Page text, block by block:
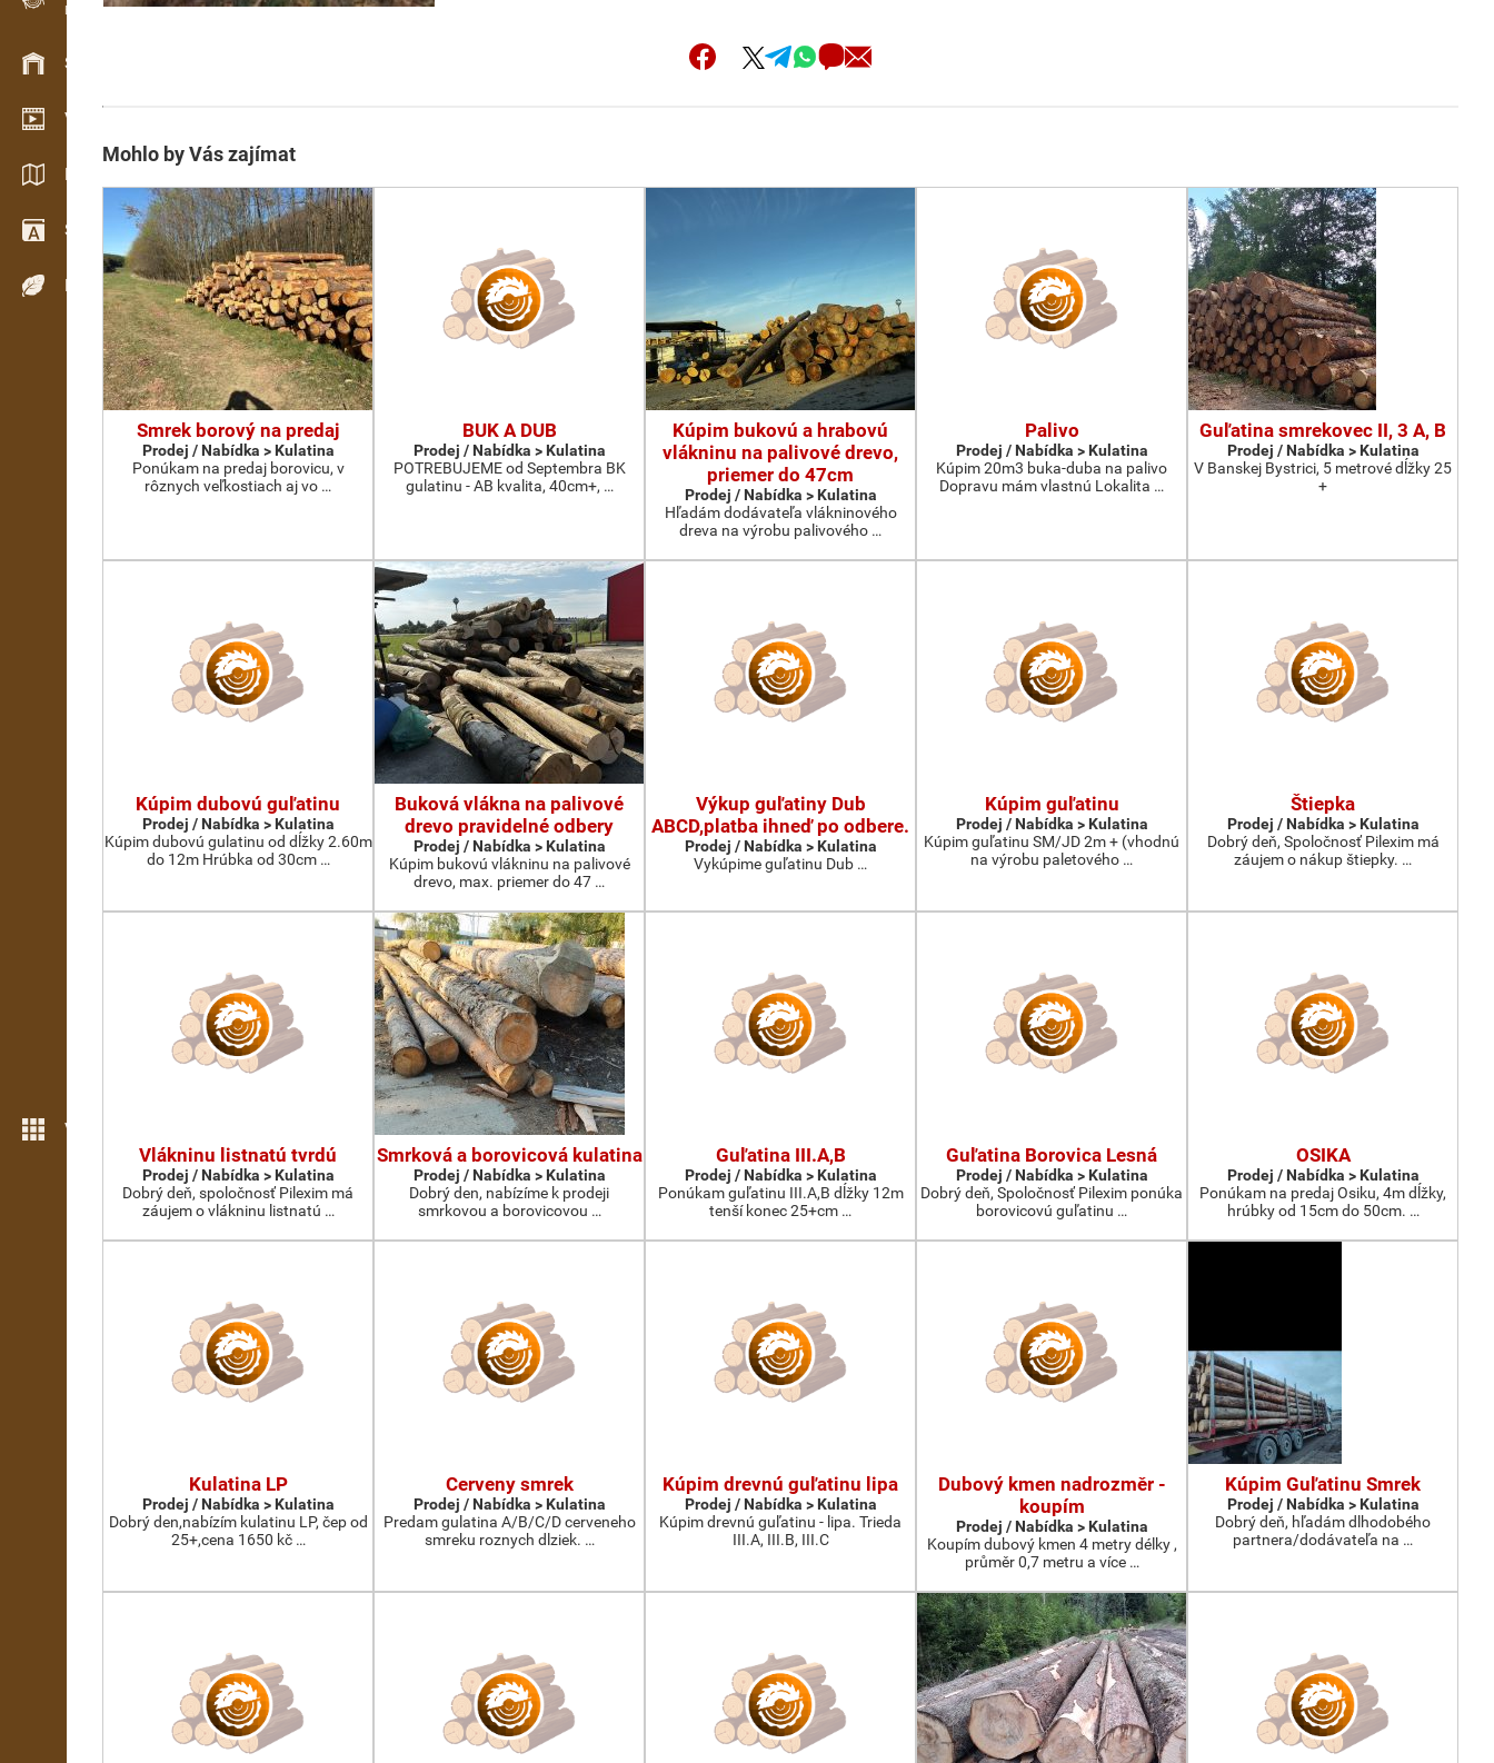
Evidence dřeva v terénu
Skladové hospodářství
Video showroom
Katalogy / Brožury
Slovník
Dřeviny
Více možností
Mohlo by Vás zajímat
Smrek borový na predaj
Prodej / Nabídka > Kulatina
Ponúkam na predaj borovicu, v
rôznych veľkostiach aj vo …
BUK A DUB
Prodej / Nabídka > Kulatina
POTREBUJEME od Septembra BK
gulatinu - AB kvalita, 40cm+, …
Kúpim bukovú a hrabovú
vlákninu na palivové drevo,
priemer do 47cm
Prodej / Nabídka > Kulatina
Hľadám dodávateľa vlákninového
dreva na výrobu palivového …
Palivo
Prodej / Nabídka > Kulatina
Kúpim 20m3 buka-duba na palivo
Dopravu mám vlastnú Lokalita …
Guľatina smrekovec II, 3 A, B
Prodej / Nabídka > Kulatina
V Banskej Bystrici, 5 metrové dĺžky 25
+
Kúpim dubovú guľatinu
Prodej / Nabídka > Kulatina
Kúpim dubovú gulatinu od dĺžky 2.60m
do 12m Hrúbka od 30cm …
Buková vlákna na palivové
drevo pravidelné odbery
Prodej / Nabídka > Kulatina
Kúpim bukovú vlákninu na palivové
drevo, max. priemer do 47 …
Výkup guľatiny Dub
ABCD,platba ihneď po odbere.
Prodej / Nabídka > Kulatina
Vykúpime guľatinu Dub …
Kúpim guľatinu
Prodej / Nabídka > Kulatina
Kúpim guľatinu SM/JD 2m + (vhodnú
na výrobu paletového …
Štiepka
Prodej / Nabídka > Kulatina
Dobrý deň, Spoločnosť Pilexim má
záujem o nákup štiepky. …
Vlákninu listnatú tvrdú
Prodej / Nabídka > Kulatina
Dobrý deň, spoločnosť Pilexim má
záujem o vlákninu listnatú …
Smrková a borovicová kulatina
Prodej / Nabídka > Kulatina
Dobrý den, nabízíme k prodeji
smrkovou a borovicovou …
Guľatina III.A,B
Prodej / Nabídka > Kulatina
Ponúkam guľatinu III.A,B dĺžky 12m
tenší konec 25+cm …
Guľatina Borovica Lesná
Prodej / Nabídka > Kulatina
Dobrý deň, Spoločnosť Pilexim ponúka
borovicovú guľatinu …
OSIKA
Prodej / Nabídka > Kulatina
Ponúkam na predaj Osiku, 4m dĺžky,
hrúbky od 15cm do 50cm. …
Kulatina LP
Prodej / Nabídka > Kulatina
Dobrý den,nabízím kulatinu LP, čep od
25+,cena 1650 kč …
Cerveny smrek
Prodej / Nabídka > Kulatina
Predam gulatina A/B/C/D cerveneho
smreku roznych dlziek. …
Kúpim drevnú guľatinu lipa
Prodej / Nabídka > Kulatina
Kúpim drevnú guľatinu - lipa. Trieda
III.A, III.B, III.C
Dubový kmen nadrozměr -
koupím
Prodej / Nabídka > Kulatina
Koupím dubový kmen 4 metry délky ,
průměr 0,7 metru a více …
Kúpim Guľatinu Smrek
Prodej / Nabídka > Kulatina
Dobrý deň, hľadám dlhodobého
partnera/dodávateľa na …